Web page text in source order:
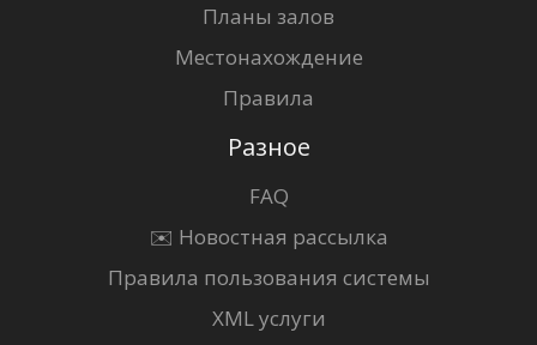
Планы залов
Местонахождение
Правила
Разное
FAQ
✉️ Новостная рассылка
Правила пользования системы
XML услуги